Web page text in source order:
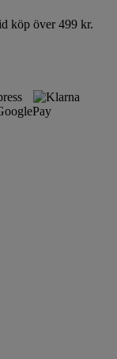
köp över 499 kr.